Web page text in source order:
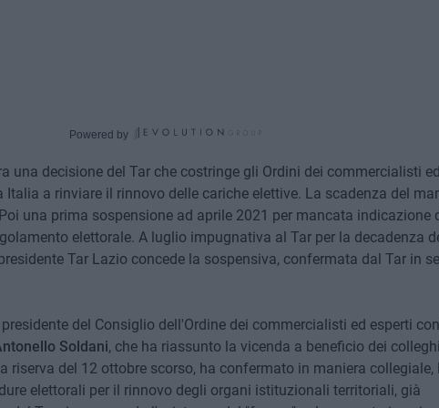
Powered by
una decisione del Tar che costringe gli Ordini dei commercialisti ed
a rinviare il rinnovo delle cariche elettive. La scadenza del
una prima sospensione ad aprile 2021 per mancata indicazione
elettorale. A luglio impugnativa al Tar per la decadenza
Tar Lazio concede la sospensiva, confermata dal Tar in
del Consiglio dell'Ordine dei commercialisti ed esperti
Soldani, che ha riassunto la vicenda a beneficio dei
riserva del 12 ottobre scorso, ha confermato in maniera collegiale,
elettorali per il rinnovo degli organi istituzionali territoriali, già